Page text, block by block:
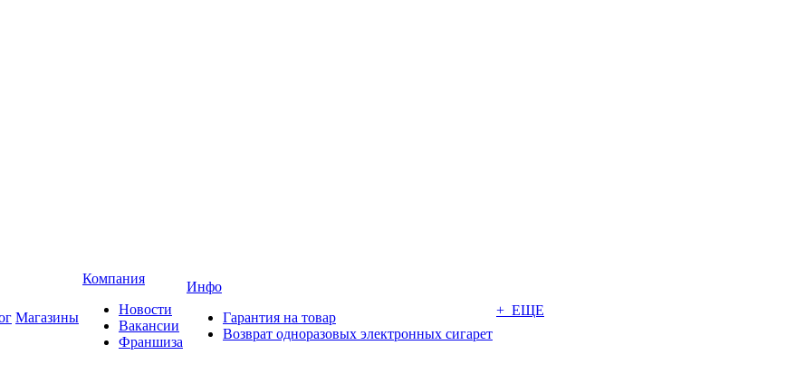
Магазины
Компания
Новости
Вакансии
Франшиза
Инфо
Гарантия на товар
Возврат одноразовых электронных сигарет
+ ЕЩЕ